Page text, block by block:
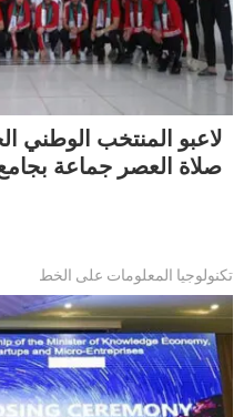
لاعبو المنتخب الوطني
صلاة العصر جماعة بجامع
تكنولوجيا المعلومات على الخط